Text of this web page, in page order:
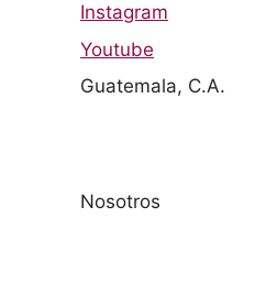
Instagram
Youtube
Guatemala, C.A.
Nosotros